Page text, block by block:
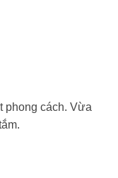
phong cách. Vừa